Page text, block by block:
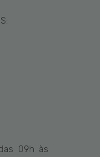
09h às